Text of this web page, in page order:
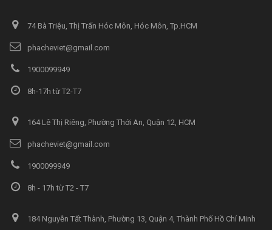
74 Bà Triệu, Thị Trấn Hóc Môn, Hóc Môn, Tp.HCM
phacheviet@gmail.com
1900099949
8h-17h từ T2-T7
164 Lê Thị Riêng, Phường Thới An, Quận 12, HCM
phacheviet@gmail.com
1900099949
8h - 17h từ T2 - T7
184 Nguyễn Tất Thành, Phường 13, Quận 4, Thành Phố Hồ Chí Minh